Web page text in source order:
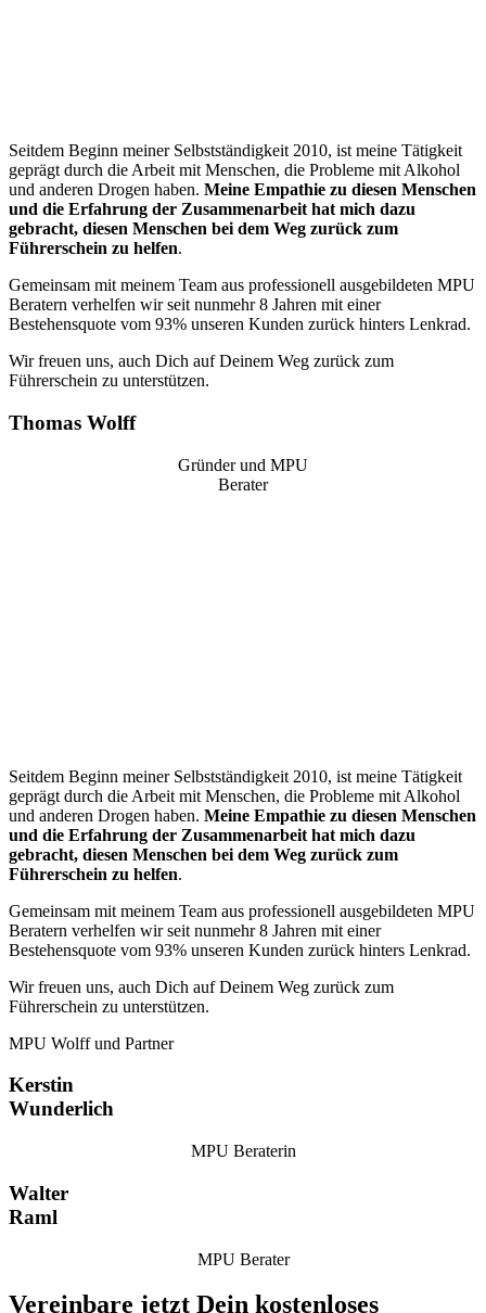
Seitdem Beginn meiner Selbstständigkeit 2010, ist meine Tätigkeit
geprägt durch die Arbeit mit Menschen, die Probleme mit Alkohol
und anderen Drogen haben. Meine Empathie zu diesen Menschen
und die Erfahrung der Zusammenarbeit hat mich dazu
gebracht, diesen Menschen bei dem Weg zurück zum
Führerschein zu helfen.
Gemeinsam mit meinem Team aus professionell ausgebildeten MPU
Beratern verhelfen wir seit nunmehr 8 Jahren mit einer
Bestehensquote vom 93% unseren Kunden zurück hinters Lenkrad.
Wir freuen uns, auch Dich auf Deinem Weg zurück zum
Führerschein zu unterstützen.
Thomas Wolff
Gründer und MPU
Berater
Seitdem Beginn meiner Selbstständigkeit 2010, ist meine Tätigkeit
geprägt durch die Arbeit mit Menschen, die Probleme mit Alkohol
und anderen Drogen haben. Meine Empathie zu diesen Menschen
und die Erfahrung der Zusammenarbeit hat mich dazu
gebracht, diesen Menschen bei dem Weg zurück zum
Führerschein zu helfen.
Gemeinsam mit meinem Team aus professionell ausgebildeten MPU
Beratern verhelfen wir seit nunmehr 8 Jahren mit einer
Bestehensquote vom 93% unseren Kunden zurück hinters Lenkrad.
Wir freuen uns, auch Dich auf Deinem Weg zurück zum
Führerschein zu unterstützen.
MPU Wolff und Partner
Kerstin
Wunderlich
MPU Beraterin
Walter
Raml
MPU Berater
Vereinbare jetzt Dein kostenloses